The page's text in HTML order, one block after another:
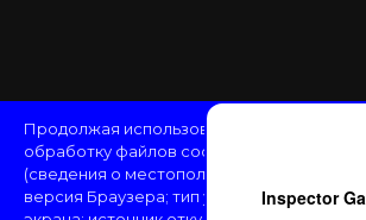
Inspector
Продолжая использовать наш сайт, вы
обработку файлов cookie и
(сведения о местоположении; тип и
версия Браузера; тип устройства и